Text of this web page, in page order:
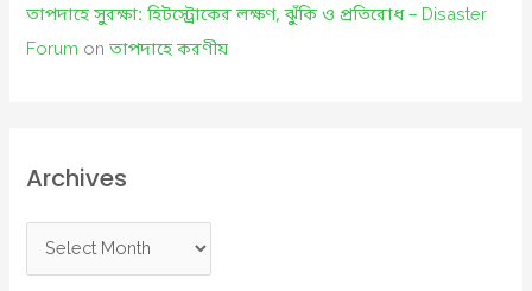
তাপদাহে সুরক্ষা: হিটস্ট্রোকের লক্ষণ, ঝুঁকি ও প্রতিরোধ – Disaster
Forum onতাপদাহে করণীয়
Archives
r